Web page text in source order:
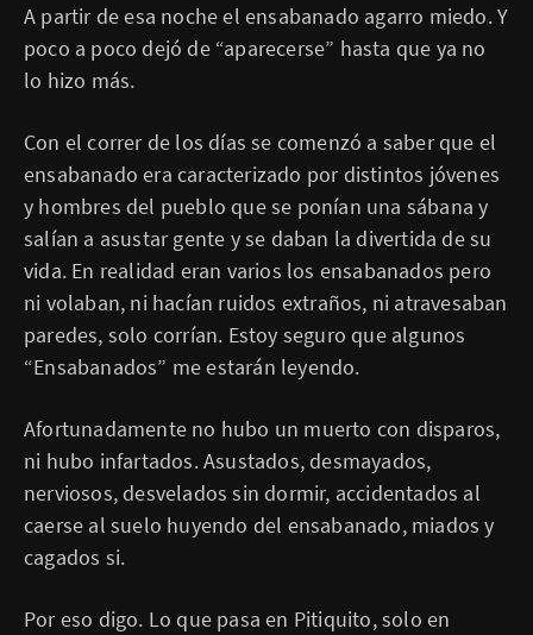
A partir de esa noche el ensabanado agarro miedo. Y
poco a poco dejó de “aparecerse” hasta que ya no
lo hizo más.
Con el correr de los días se comenzó a saber que el
ensabanado era caracterizado por distintos jóvenes
y hombres del pueblo que se ponían una sábana y
salían a asustar gente y se daban la divertida de su
vida. En realidad eran varios los ensabanados pero
ni volaban, ni hacían ruidos extraños, ni atravesaban
paredes, solo corrían. Estoy seguro que algunos
“Ensabanados” me estarán leyendo.
Afortunadamente no hubo un muerto con disparos,
ni hubo infartados. Asustados, desmayados,
nerviosos, desvelados sin dormir, accidentados al
caerse al suelo huyendo del ensabanado, miados y
cagados si.
Por eso digo. Lo que pasa en Pitiquito, solo en